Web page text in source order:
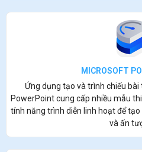
MICROSOFT
Ứng dụng tạo và trình chiếu
PowerPoint cung cấp nhiều mẫu
tính năng trình diễn linh hoạt để
và ấn